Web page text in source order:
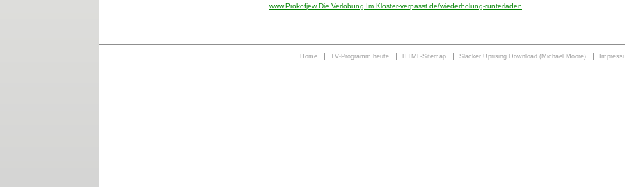
www.Prokofjew Die Verlobung Im Kloster-verpasst.de/wiederholung-runterladen
Home TV-Programm heute HTML-Sitemap Slacker Uprising Download (Michael Moore)